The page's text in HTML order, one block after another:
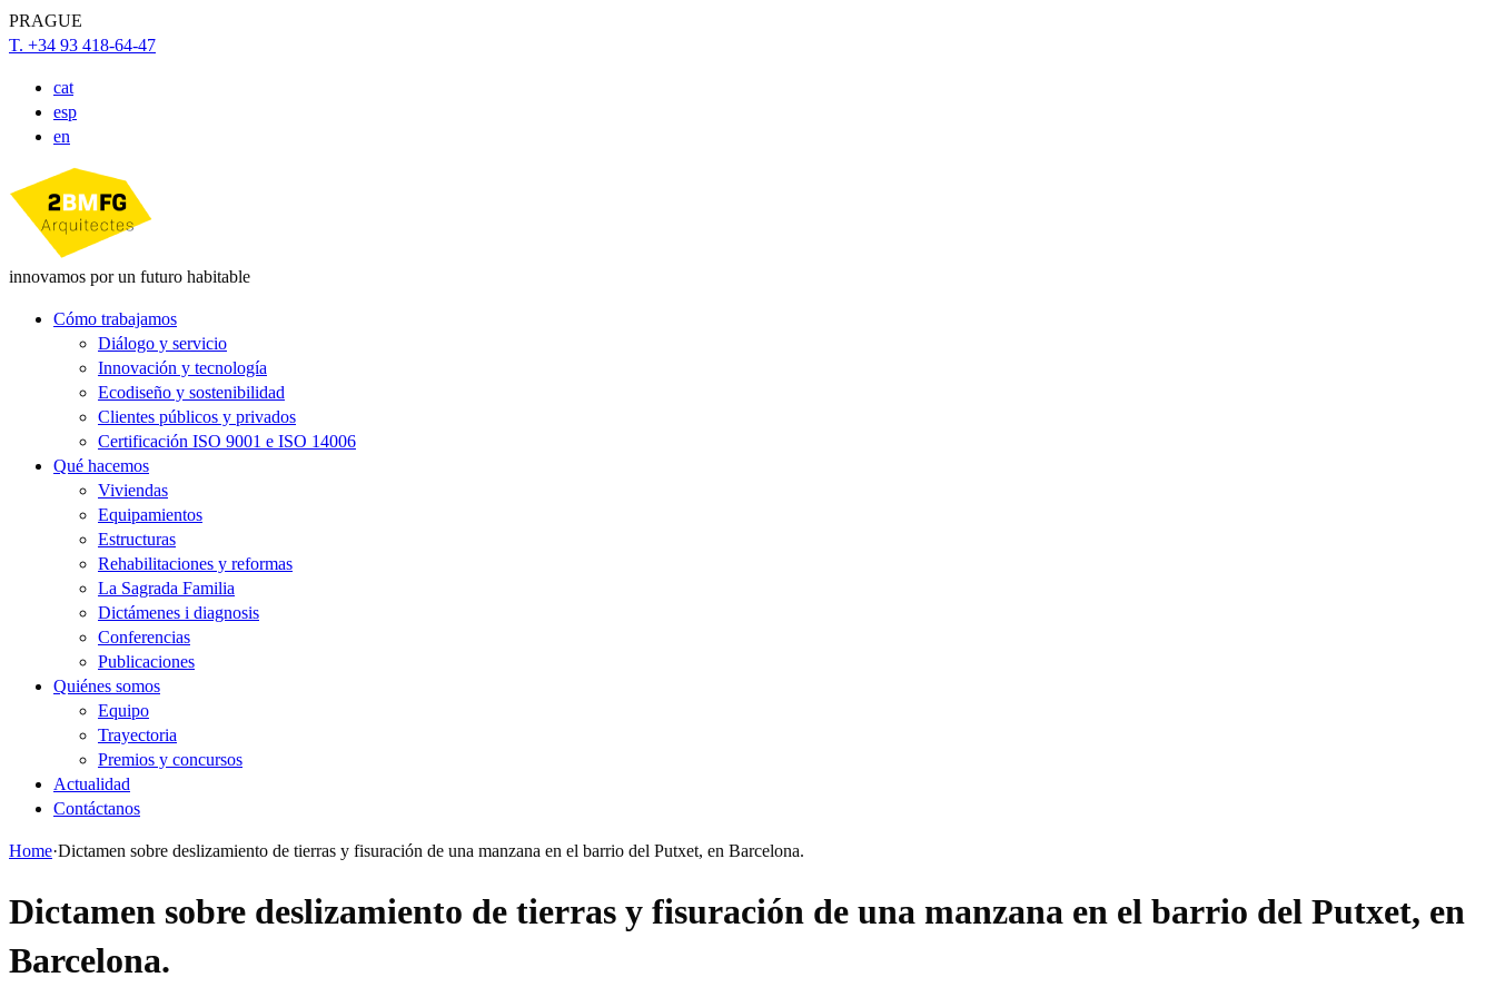
PRAGUE
T. +34 93 418-64-47
cat
esp
en
innovamos por un futuro habitable
Cómo trabajamos
Diálogo y servicio
Innovación y tecnología
Ecodiseño y sostenibilidad
Clientes públicos y privados
Certificación ISO 9001 e ISO 14006
Qué hacemos
Viviendas
Equipamientos
Estructuras
Rehabilitaciones y reformas
La Sagrada Familia
Dictámenes i diagnosis
Conferencias
Publicaciones
Quiénes somos
Equipo
Trayectoria
Premios y concursos
Actualidad
Contáctanos
Home·Dictamen sobre deslizamiento de tierras y fisuración de una manzana en el barrio del Putxet, en Barcelona.
Dictamen sobre deslizamiento de tierras y fisuración de una manzana en el barrio del Putxet, en
Barcelona.